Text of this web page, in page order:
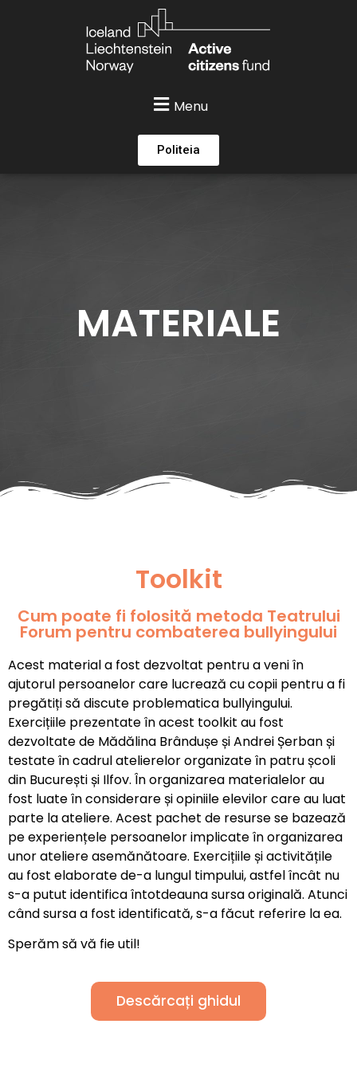
Menu
Politeia
MATERIALE
Toolkit
Cum poate fi folosită metoda Teatrului
Forum pentru combaterea bullyingului
Acest material a fost dezvoltat pentru a veni în
ajutorul persoanelor care lucrează cu copii pentru a fi
pregătiți să discute problematica bullyingului.
Exercițiile prezentate în acest toolkit au fost
dezvoltate de Mădălina Brândușe și Andrei Șerban și
testate în cadrul atelierelor organizate în patru școli
din București și Ilfov. În organizarea materialelor au
fost luate în considerare și opiniile elevilor care au luat
parte la ateliere. Acest pachet de resurse se bazează
pe experiențele persoanelor implicate în organizarea
unor ateliere asemănătoare. Exercițiile și activitățile
au fost elaborate de-a lungul timpului, astfel încât nu
s-a putut identifica întotdeauna sursa originală. Atunci
când sursa a fost identificată, s-a făcut referire la ea.
Sperăm să vă fie util!
Descărcați ghidul